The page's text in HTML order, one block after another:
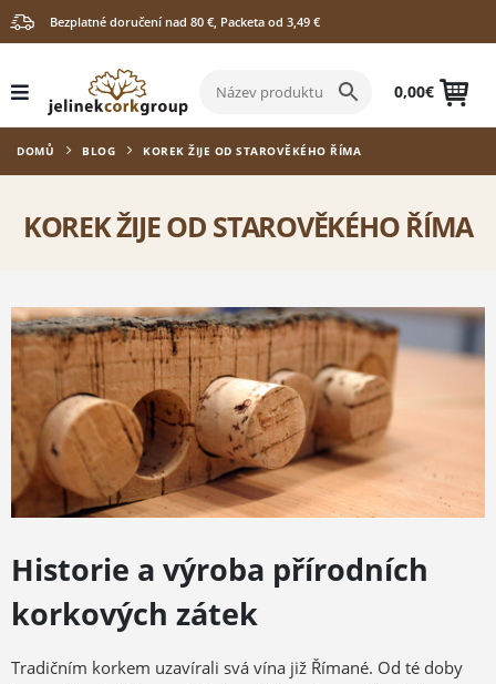
Bezplatné doručení nad 80 €, Packeta od 3,49 €
0,00€
DOMŮ BLOG KOREK ŽIJE OD STAROVĚKÉHO ŘÍMA
KOREK ŽIJE OD STAROVĚKÉHO ŘÍMA
Historie a výroba přírodních
korkových zátek
Tradičním korkem uzavírali svá vína již Římané. Od té doby